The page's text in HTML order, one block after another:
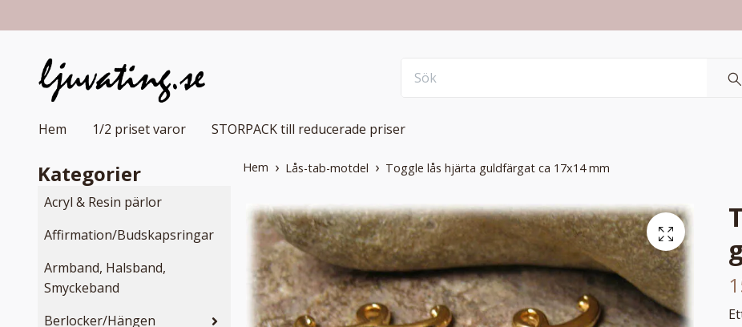
Hem 1/2 priset varor STORPACK till reducerade priser
Kategorier
Acryl & Resin pärlor
Affirmation/Budskapsringar
Armband, Halsband,
Smyckeband
Berlocker/Hängen
Hem Lås-tab-motdel Toggle lås hjärta guldfärgat ca 17x14 mm